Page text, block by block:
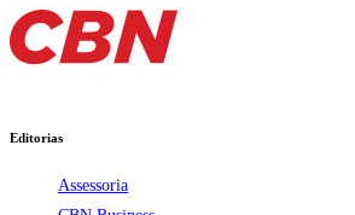
Editorias
Assessoria